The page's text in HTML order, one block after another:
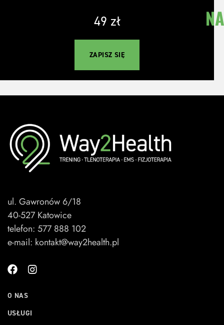
49 zł
ZAPISZ SIĘ
ul. Gawronów 6/18
40-527 Katowice
telefon: 577 888 102
e-mail: kontakt@way2health.pl
O NAS
USŁUGI